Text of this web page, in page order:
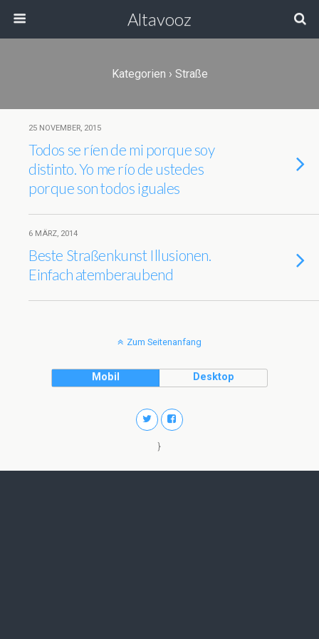
Altavooz
Kategorien › Straße
25 NOVEMBER, 2015
Todos se ríen de mi porque soy
distinto. Yo me río de ustedes
porque son todos iguales
6 MÄRZ, 2014
Beste Straßenkunst Illusionen.
Einfach atemberaubend
Zum Seitenanfang
Mobil Desktop
}